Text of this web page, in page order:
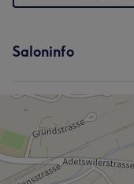
Saloninfo